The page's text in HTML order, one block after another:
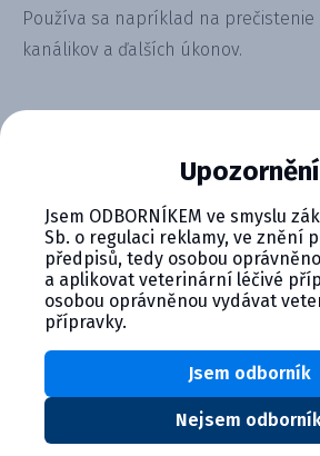
Používa sa napríklad na prečistenie
kanálikov a ďalších úkonov.
CYMEDICA PLUS:
SA VYPLÁCA
Zapojte sa do vernostného
Plus a získajte ďalšie bonusy pre
veterinárnu prax, vzdelávanie a
Výhody členstva v
Exkluzívne produkty a služby
Jedinečné bonusy
Upozornění
Jsem ODBORNÍKEM ve smyslu
Sb. o regulaci reklamy, ve znění
předpisů, tedy osobou
a aplikovat veterinární léčivé
osobou oprávněnou vydávat
přípravky.
Nejsem
Jsem odborník